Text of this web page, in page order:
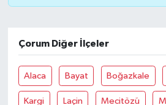
Çorum Diğer İlçeler
Alaca Bayat Boğazkale
Kargi Laçin Mecitözü
Siyaset
Spor